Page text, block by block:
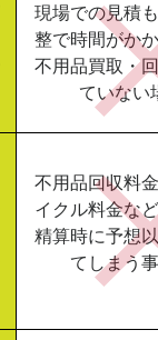
現場での見積
整で時間がか
不用品買取・
ていない
不用品回収料
イクル料金な
精算時に予想
てしまう